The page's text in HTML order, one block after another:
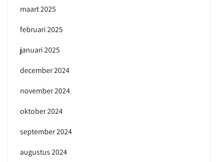
maart 2025
februari 2025
januari 2025
december 2024
november 2024
oktober 2024
september 2024
augustus 2024